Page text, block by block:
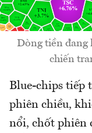
Dòng tiền đang
chiến
Blue-chips tiếp
phiên chiều,
nổi, chốt phiên